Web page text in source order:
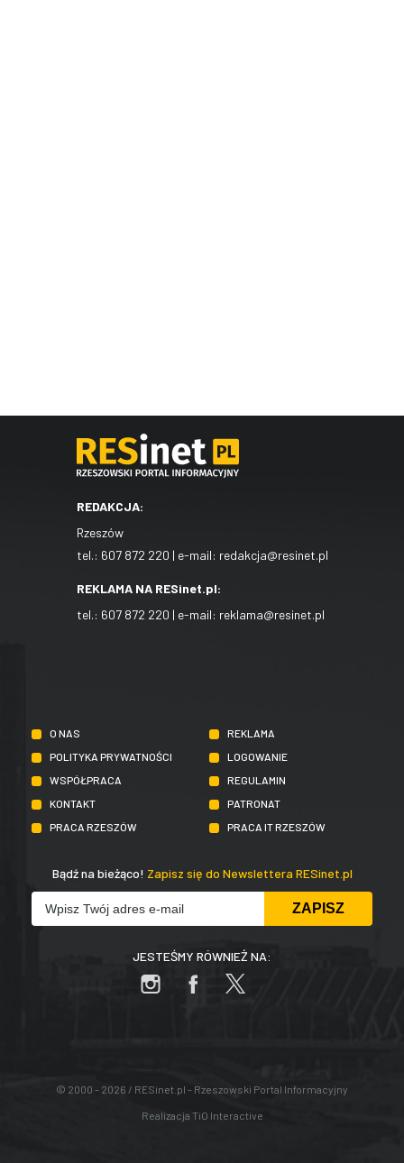
REDAKCJA:
Rzeszów
tel.: 607 872 220 | e-mail: redakcja@resinet.pl
REKLAMA NA RESinet.pl:
tel.: 607 872 220 | e-mail: reklama@resinet.pl
O NAS
REKLAMA
POLITYKA PRYWATNOŚCI
LOGOWANIE
WSPÓŁPRACA
REGULAMIN
KONTAKT
PATRONAT
PRACA RZESZÓW
PRACA IT RZESZÓW
Bądź na bieżąco! Zapisz się do Newslettera RESinet.pl
JESTEŚMY RÓWNIEŻ NA:
© 2000 - 2026 / RESinet.pl - Rzeszowski Portal Informacyjny
Realizacja TiO Interactive